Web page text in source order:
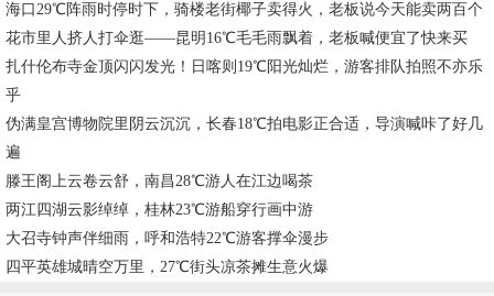
海口29℃阵雨时停时下，骑楼老街椰子卖得火，老板说今天能卖两百个
花市里人挤人打伞逛——昆明16℃毛毛雨飘着，老板喊便宜了快来买
扎什伦布寺金顶闪闪发光！日喀则19℃阳光灿烂，游客排队拍照不亦乐
乎
伪满皇宫博物院里阴云沉沉，长春18℃拍电影正合适，导演喊咔了好几
遍
滕王阁上云卷云舒，南昌28℃游人在江边喝茶
两江四湖云影绰绰，桂林23℃游船穿行画中游
大召寺钟声伴细雨，呼和浩特22℃游客撑伞漫步
四平英雄城晴空万里，27℃街头凉茶摊生意火爆